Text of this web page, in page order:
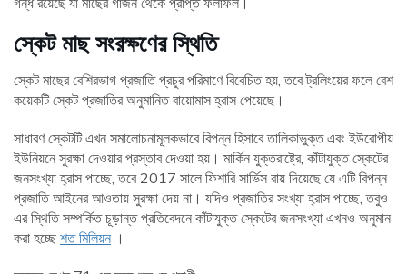
স্কেট মাছ সংরক্ষণের স্থিতি
স্কেট মাছের বেশিরভাগ প্রজাতি প্রচুর পরিমাণে বিবেচিত হয়, তবে ট্রলিংয়ের ফলে বেশ
কয়েকটি স্কেট প্রজাতির অনুমানিত বায়োমাস হ্রাস পেয়েছে।
সাধারণ স্কেটটি এখন সমালোচনামূলকভাবে বিপন্ন হিসাবে তালিকাভুক্ত এবং ইউরোপীয়
ইউনিয়নে সুরক্ষা দেওয়ার প্রস্তাব দেওয়া হয়। মার্কিন যুক্তরাষ্ট্রে, কাঁটাযুক্ত স্কেটের
জনসংখ্যা হ্রাস পাচ্ছে, তবে 2017 সালে ফিশারি সার্ভিস রায় দিয়েছে যে এটি বিপন্ন
প্রজাতি আইনের আওতায় সুরক্ষা দেয় না। যদিও প্রজাতির সংখ্যা হ্রাস পাচ্ছে, তবুও
এর স্থিতি সম্পর্কিত চূড়ান্ত প্রতিবেদনে কাঁটাযুক্ত স্কেটের জনসংখ্যা এখনও অনুমান
করা হচ্ছে শত মিলিয়ন ।